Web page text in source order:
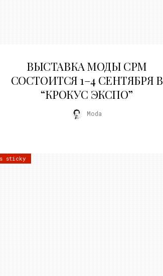
ВЫСТАВКА МОДЫ CPM
СОСТОИТСЯ 1–4 СЕНТЯБРЯ В
“КРОКУС ЭКСПО”
Moda
sticky